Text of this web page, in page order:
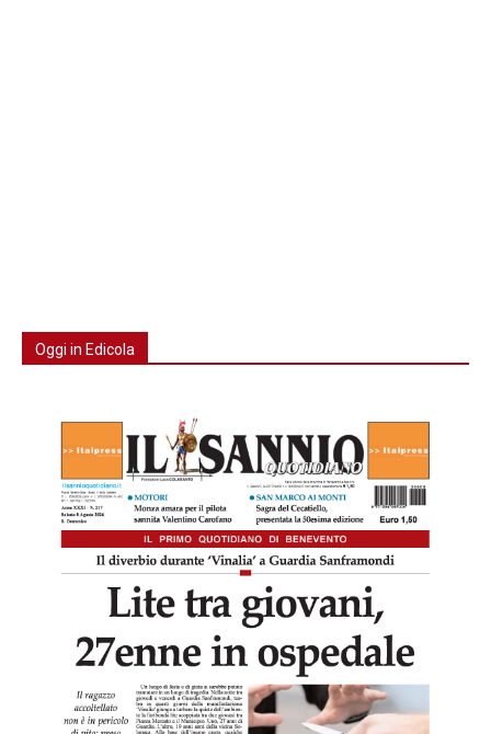
Oggi in Edicola